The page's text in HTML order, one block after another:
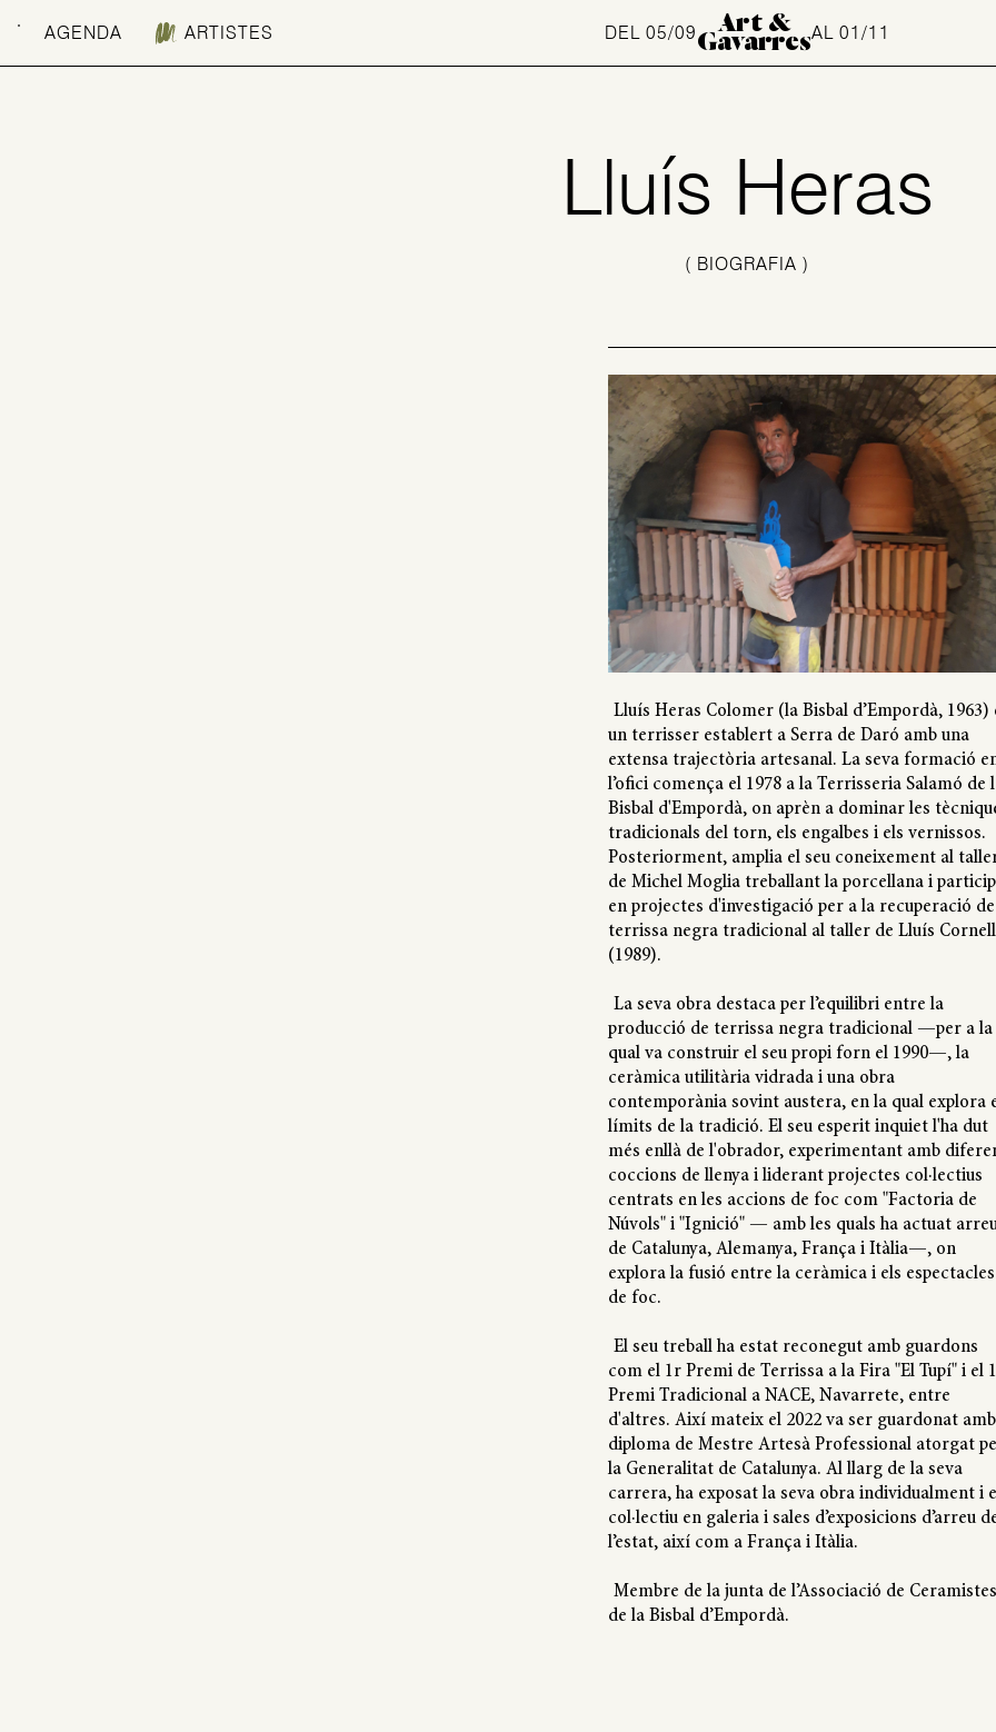
AGENDA ARTISTES DEL 05/09 Art &
GavarresAL 01/11
Lluís Heras
( BIOGRAFIA )
Lluís Heras Colomer (la Bisbal d’Empordà, 1963)
un terrisser establert a Serra de Daró amb una
extensa trajectòria artesanal. La seva formació
l’ofici comença el 1978 a la Terrisseria Salamó de
Bisbal d'Empordà, on aprèn a dominar les
tradicionals del torn, els engalbes i els vernissos.
Posteriorment, amplia el seu coneixement al
de Michel Moglia treballant la porcellana i
en projectes d'investigació per a la recuperació
terrissa negra tradicional al taller de Lluís
(1989).
La seva obra destaca per l’equilibri entre la
producció de terrissa negra tradicional —per a la
qual va construir el seu propi forn el 1990—, la
ceràmica utilitària vidrada i una obra
contemporània sovint austera, en la qual explora
límits de la tradició. El seu esperit inquiet l'ha dut
més enllà de l'obrador, experimentant amb
coccions de llenya i liderant projectes col·lectius
centrats en les accions de foc com "Factoria de
Núvols" i "Ignició" — amb les quals ha actuat
de Catalunya, Alemanya, França i Itàlia—, on
explora la fusió entre la ceràmica i els espectacles
de foc.
El seu treball ha estat reconegut amb guardons
com el 1r Premi de Terrissa a la Fira "El Tupí" i el
Premi Tradicional a NACE, Navarrete, entre
d'altres. Així mateix el 2022 va ser guardonat
diploma de Mestre Artesà Professional atorgat
la Generalitat de Catalunya. Al llarg de la seva
carrera, ha exposat la seva obra individualment i
col·lectiu en galeria i sales d’exposicions d’arreu
l’estat, així com a França i Itàlia.
Membre de la junta de l’Associació de Ceramistes
de la Bisbal d’Empordà.